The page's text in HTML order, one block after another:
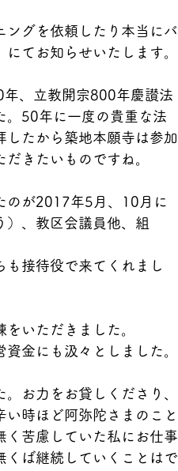
グを依頼したり本当にバ
てお知らせいたします。
年、立教開宗800年慶讃法
。50年に一度の貴重な法
たから築地本願寺は参加
きたいものですね。
のが2017年5月、10月に
）、教区会議員他、組
も接待役で来てくれまし
いただきました。
金にも汲々としました。
お力をお貸しくださり、
時ほど阿弥陀さまのこと
く苦慮していた私にお仕事
くば継続していくことはで